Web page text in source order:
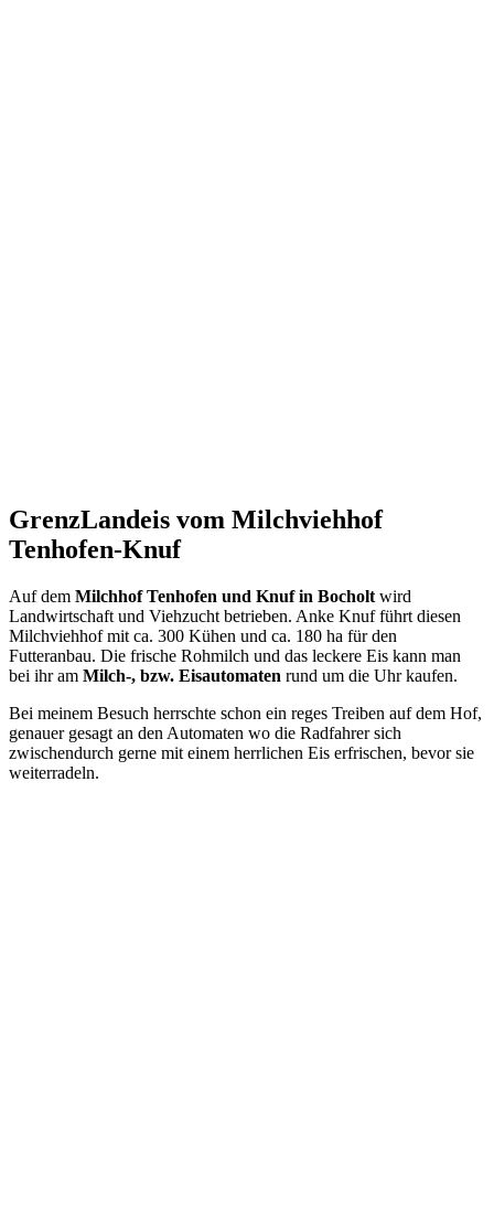
GrenzLandeis vom Milchviehhof
Tenhofen-Knuf
Auf dem Milchhof Tenhofen und Knuf in Bocholt wird
Landwirtschaft und Viehzucht betrieben. Anke Knuf führt diesen
Milchviehhof mit ca. 300 Kühen und ca. 180 ha für den
Futteranbau. Die frische Rohmilch und das leckere Eis kann man
bei ihr am Milch-, bzw. Eisautomaten rund um die Uhr kaufen.
Bei meinem Besuch herrschte schon ein reges Treiben auf dem Hof,
genauer gesagt an den Automaten wo die Radfahrer sich
zwischendurch gerne mit einem herrlichen Eis erfrischen, bevor sie
weiterradeln.